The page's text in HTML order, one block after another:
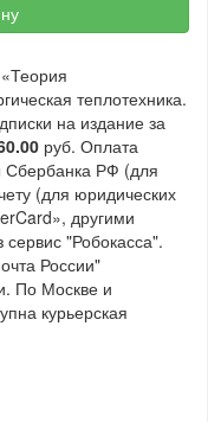
теплотехника.
на издание за
руб. Оплата
Сбербанка РФ (для
(для юридических
другими
"Робокасса".
России"
По Москве и
курьерская